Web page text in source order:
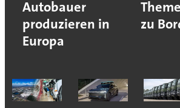
Autobauer
produzieren in
Europa
zu